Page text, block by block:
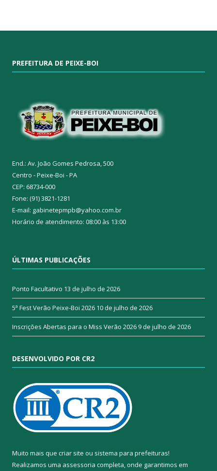
PREFEITURA DE PEIXE-BOI
End.: Av. João Gomes Pedrosa, 500
Centro - Peixe-Boi - PA
CEP: 68734-000
Fone: (91) 3821-1281
E-mail: gabinetepmpb@yahoo.com.br
Horário de atendimento: 08:00 às 13:00
ÚLTIMAS PUBLICAÇÕES
Ponto Facultativo 13 de julho de 2026
5ª Fest Verão Peixe-Boi 2026 10 de julho de 2026
Inscrições Abertas para o Miss Verão 20269 de julho de 2026
DESENVOLVIDO POR CR2
Muito mais que criar site ou sistema para prefeituras!
Realizamos uma assessoria completa, onde garantimos em